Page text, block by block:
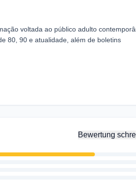
voltada ao público adulto
80, 90 e atualidade, além de boletins
Bewertung